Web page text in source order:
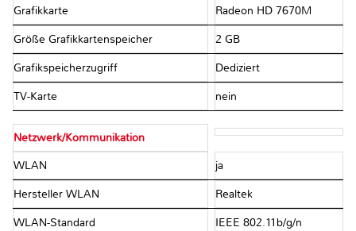
Grafikkarte Radeon HD 7670M
Größe Grafikkartenspeicher 2 GB
Grafikspeicherzugriff Dediziert
TV-Karte nein
Netzwerk/Kommunikation
WLAN ja
Hersteller WLAN Realtek
WLAN-Standard IEEE 802.11b/g/n